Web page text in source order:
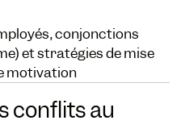
conjonctions
et stratégies de mise
motivation
conflits au